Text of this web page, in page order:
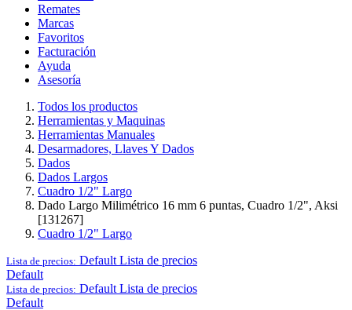
Remates
Marcas
Favoritos
Facturación
Ayuda
Asesoría
Todos los productos
Herramientas y Maquinas
Herramientas Manuales
Desarmadores, Llaves Y Dados
Dados
Dados Largos
Cuadro 1/2" Largo
Dado Largo Milimétrico 16 mm 6 puntas, Cuadro 1/2", Aksi
[131267]
Cuadro 1/2" Largo
Lista de precios: Default Lista de precios
Default
Lista de precios: Default Lista de precios
Default